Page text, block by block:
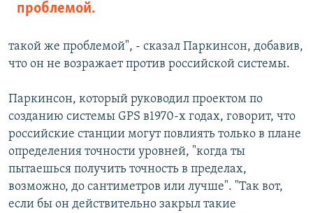
проблемой.
такой же проблемой", - сказал Паркинсон, добавив,
что он не возражает против российской системы.
Паркинсон, который руководил проектом по
созданию системы GPS в1970-х годах, говорит, что
российские станции могут повлиять только в плане
определения точности уровней, "когда ты
пытаешься получить точность в пределах,
возможно, до сантиметров или лучше". "Так вот,
если бы он действительно закрыл такие